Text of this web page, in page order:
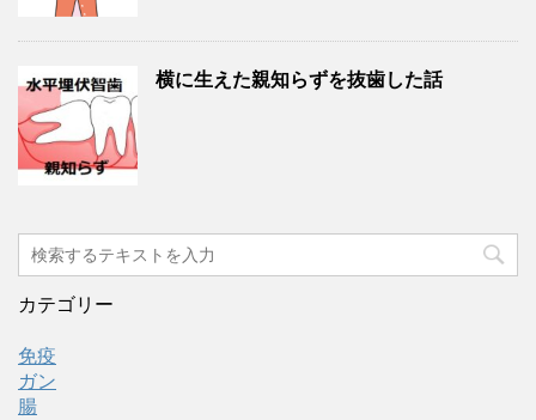
横に生えた親知らずを抜歯した話
カテゴリー
免疫
ガン
腸